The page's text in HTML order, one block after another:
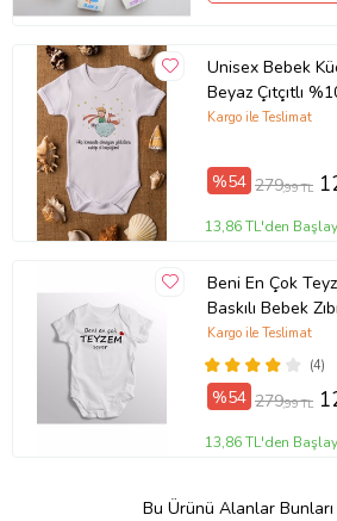
Unisex Bebek
Beyaz Çıtçıtlı
Kargo ile Teslimat
%54 279,99 TL
13,86 TL'den
Beni En Çok
Baskılı Bebek
(4)
Kargo ile Teslimat
%54 279,99 TL
13,86 TL'den
Bu Ürünü Alanlar Bunları